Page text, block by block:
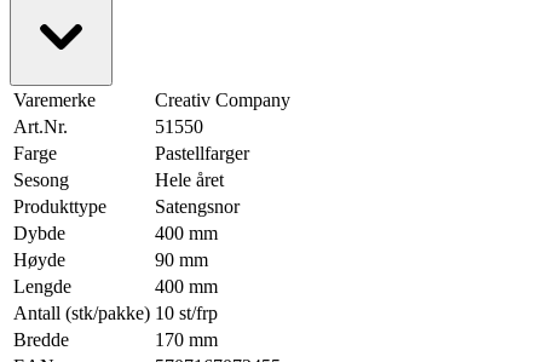
Varemerke
Creativ Company
Art.Nr.
51550
Farge
Pastellfarger
Sesong
Hele året
Produkttype
Satengsnor
Dybde
400 mm
Høyde
90 mm
Lengde
400 mm
Antall (stk/pakke) 10 st/frp
Bredde
170 mm